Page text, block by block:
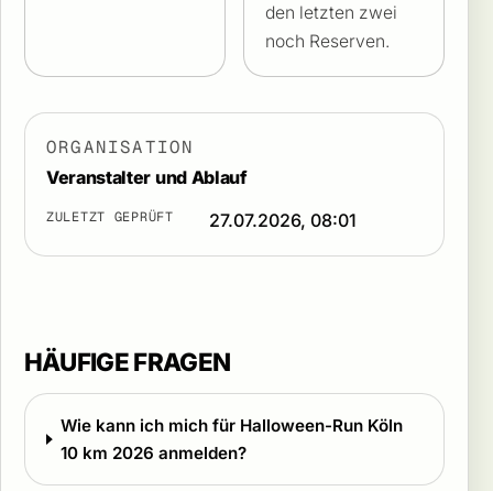
den letzten zwei
noch Reserven.
ORGANISATION
Veranstalter und Ablauf
ZULETZT GEPRÜFT 27.07.2026, 08:01
HÄUFIGE FRAGEN
Wie kann ich mich für Halloween-Run Köln
10 km 2026 anmelden?